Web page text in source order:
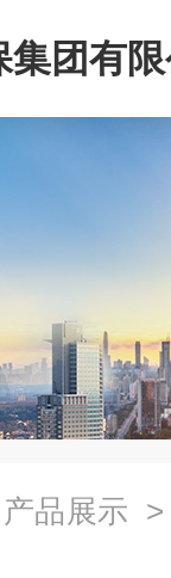
集团有
产品展示